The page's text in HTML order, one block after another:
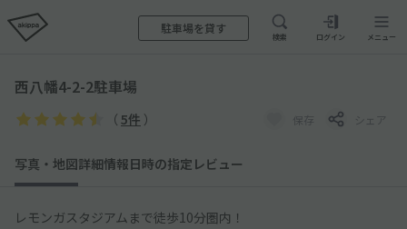
駐車場を貸す
検索 ログイン メニュー
西八幡4-2-2駐車場
（ 5件 ） 保存 シェア
写真・地図詳細情報日時の指定 レビュー
レモンガスタジアムまで徒歩10分圏内！